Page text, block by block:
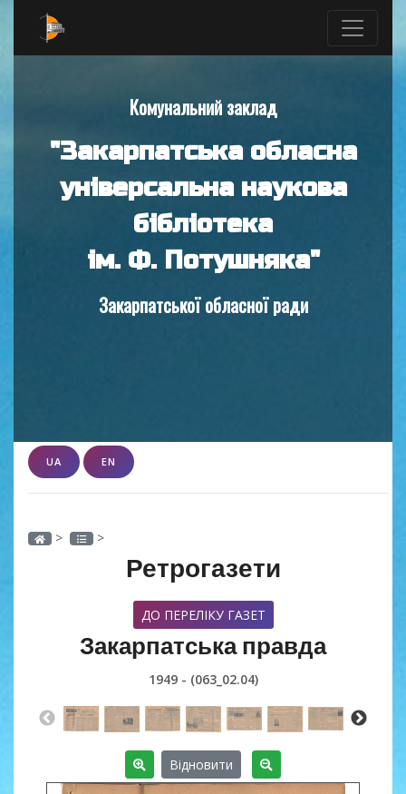
Комунальний заклад
"Закарпатська обласна
універсальна наукова
бібліотека
ім. Ф. Потушняка"
Закарпатської обласної ради
UA EN
> >
Ретрогазети
ДО ПЕРЕЛІКУ ГАЗЕТ
Закарпатська правда
1949 - (063_02.04)
Відновити